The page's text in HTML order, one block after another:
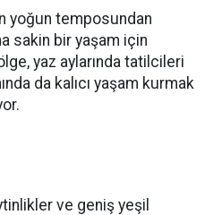
yoğun temposundan
sakin bir yaşam için
yaz aylarında tatilcileri
da kalıcı yaşam kurmak
ve geniş yeşil